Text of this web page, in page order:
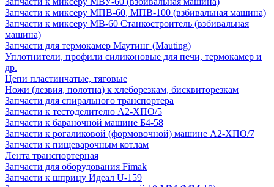
Запчасти к миксеру МПВ-60, МПВ-100 (взбивальная машина)
Запчасти к миксеру МВ-60 Станкостроитель (взбивальная
машина)
Запчасти для термокамер Маутинг (Mauting)
Уплотнители, профили силиконовые для печи, термокамер и
др.
Цепи пластинчатые, тяговые
Ножи (лезвия, полотна) к хлеборезкам, бисквиторезкам
Запчасти для спирального транспортера
Запчасти к тестоделителю А2-ХПО/5
Запчасти к бараночной машине Б4-58
Запчасти к рогаликовой (формовочной) машине А2-ХПО/7
Запчасти к пищеварочным котлам
Лента транспортерная
Запчасти для оборудования Fimak
Запчасти к шприцу Идеал U-159